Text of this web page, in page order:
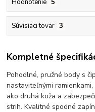
Hodnotenie 5
Súvisiaci tovar 3
Kompletné
Pohodlné, pružné body s
nastaviteľnými
ako druhá koža a
strih. Kvalitné spodné